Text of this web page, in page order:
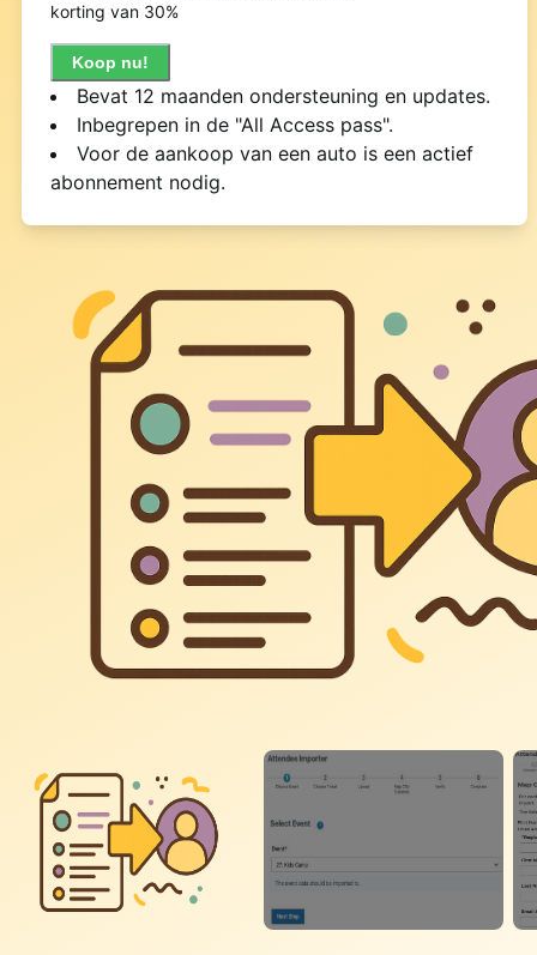
korting van 30%
Koop nu!
Bevat 12 maanden ondersteuning en updates.
Inbegrepen in de "All Access pass".
Voor de aankoop van een auto is een actief
abonnement nodig.